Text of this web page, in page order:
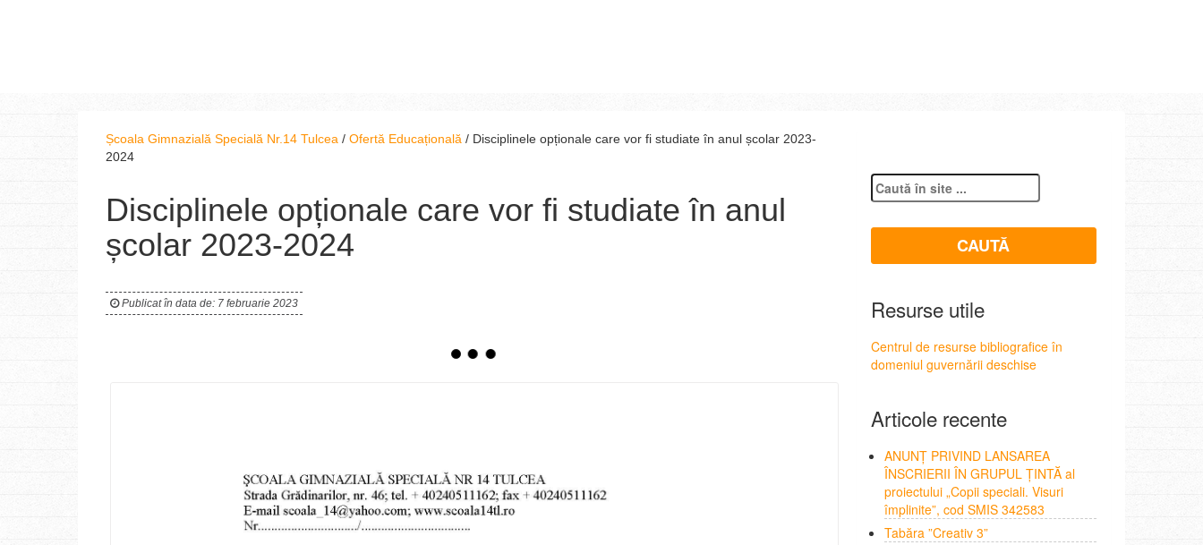
Școala Gimnazială Specială Nr.14 Tulcea / Ofertă Educațională / Disciplinele opționale care vor fi studiate în anul școlar 2023-
2024
Disciplinele opționale care vor fi studiate în anul
școlar 2023-2024
Publicat în data de: 7 februarie 2023 Resurse utile
Centrul de resurse bibliografice în
domeniul guvernării deschise
Articole recente
ANUNȚ PRIVIND LANSAREA
ÎNSCRIERII ÎN GRUPUL ȚINTĂ al
proiectului „Copii speciali. Visuri
împlinite”, cod SMIS 342583
Tabăra ”Creativ 3”